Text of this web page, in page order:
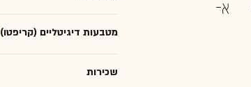
מטבעות דיגיטליים (קריפטו)
שכירות